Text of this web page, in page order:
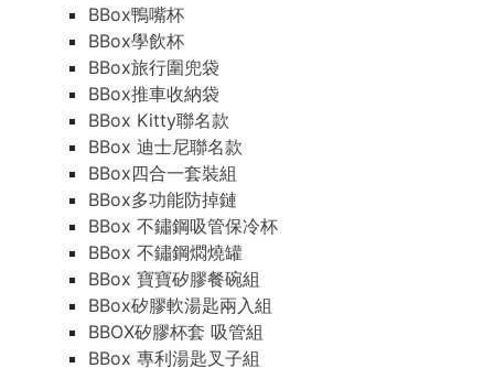
BBox鴨嘴杯
BBox學飲杯
BBox旅行圍兜袋
BBox推車收納袋
BBox Kitty聯名款
BBox 迪士尼聯名款
BBox四合一套裝組
BBox多功能防掉鏈
BBox 不鏽鋼吸管保冷杯
BBox 不鏽鋼燜燒罐
BBox 寶寶矽膠餐碗組
BBox矽膠軟湯匙兩入組
BBOX矽膠杯套 吸管組
BBox 專利湯匙叉子組